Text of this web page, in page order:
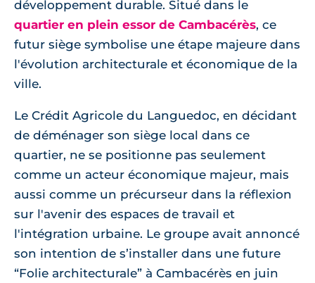
développement durable. Situé dans le
quartier en plein essor de Cambacérès, ce
futur siège symbolise une étape majeure dans
l'évolution architecturale et économique de la
ville.
Le Crédit Agricole du Languedoc, en décidant
de déménager son siège local dans ce
quartier, ne se positionne pas seulement
comme un acteur économique majeur, mais
aussi comme un précurseur dans la réflexion
sur l'avenir des espaces de travail et
l'intégration urbaine. Le groupe avait annoncé
son intention de s’installer dans une future
“Folie architecturale” à Cambacérès en juin